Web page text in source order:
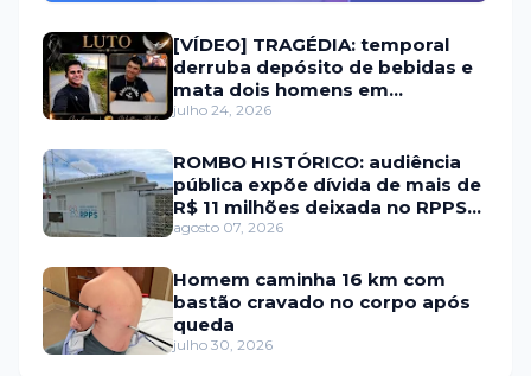
[VÍDEO] TRAGÉDIA: temporal
derruba depósito de bebidas e
mata dois homens em
Portalegre
julho 24, 2026
ROMBO HISTÓRICO: audiência
pública expõe dívida de mais de
R$ 11 milhões deixada no RPPS
de Itaú RN
agosto 07, 2026
Homem caminha 16 km com
bastão cravado no corpo após
queda
julho 30, 2026